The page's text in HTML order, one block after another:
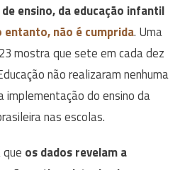
ensino, da educação infantil
entanto, não é cumprida. Uma
mostra que sete em cada dez
não realizaram nenhuma
implementação do ensino da
nas escolas.
os dados revelam a